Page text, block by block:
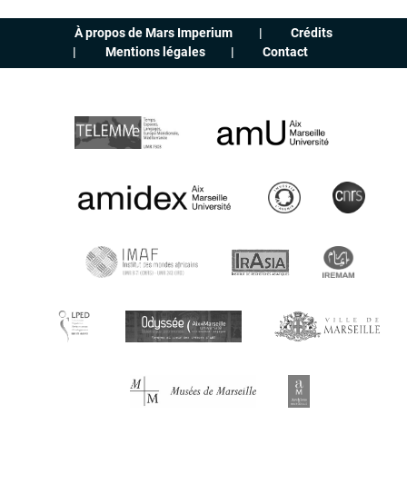
À propos de Mars Imperium
Crédits
Mentions légales
Contact